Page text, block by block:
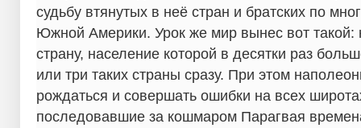
судьбу втянутых в неё стран и братских по
Южной Америки. Урок же мир вынес вот такой:
страну, население которой в десятки раз
или три таких страны сразу. При этом
рождаться и совершать ошибки на всех
последовавшие за кошмаром Парагвая